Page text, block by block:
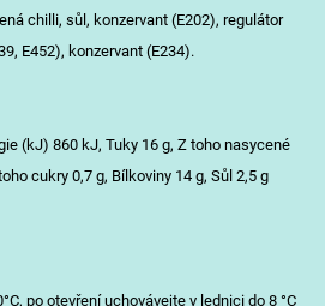
chilli, sůl, konzervant (E202), regulátor
E452), konzervant (E234).
(kJ) 860 kJ, Tuky 16 g, Z toho nasycené
cukry 0,7 g, Bílkoviny 14 g, Sůl 2,5 g
po otevření uchovávejte v lednici do 8 °C